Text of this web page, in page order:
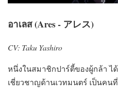
อาเลส (Ares - アレス)
CV: Taku Yashiro
หนึ่งในสมาชิกปาร์ตี้ของผู้กล้า ไ
เชี่ยวชาญด้านเวทมนตร์ เป็นคน